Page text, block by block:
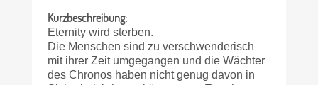
Kurzbeschreibung:
Eternity wird sterben.
Die Menschen sind zu verschwenderisch
mit ihrer Zeit umgegangen und die Wächter
des Chronos haben nicht genug davon in